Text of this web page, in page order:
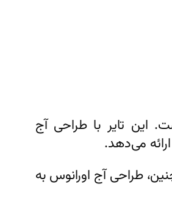
این تایر با طراحی آج
می‌دهد.
طراحی آج اورانوس به